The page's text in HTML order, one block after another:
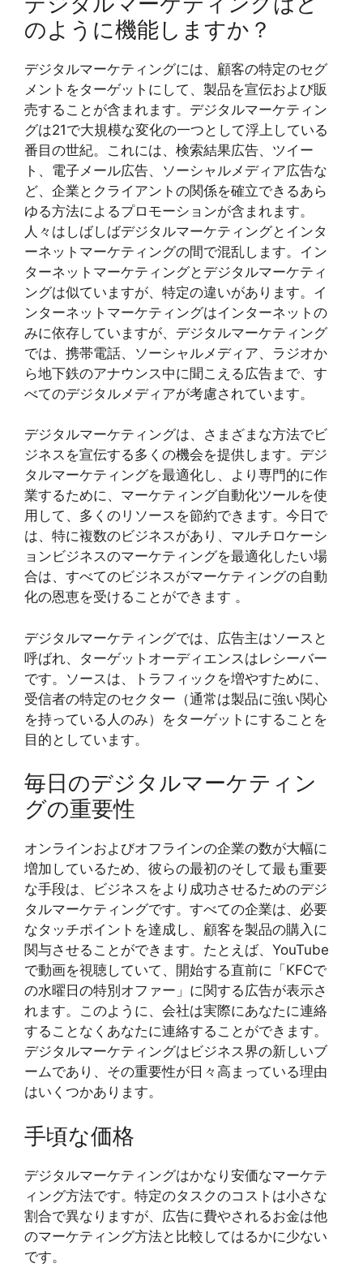
のように機能しますか？
デジタルマーケティングには、顧客の特定のセグ
メントをターゲットにして、製品を宣伝および販
売することが含まれます。デジタルマーケティン
グは21で大規模な変化の一つとして浮上している
番目の世紀。これには、検索結果広告、ツイー
ト、電子メール広告、ソーシャルメディア広告な
ど、企業とクライアントの関係を確立できるあら
ゆる方法によるプロモーションが含まれます。
人々はしばしばデジタルマーケティングとインタ
ーネットマーケティングの間で混乱します。イン
ターネットマーケティングとデジタルマーケティ
ングは似ていますが、特定の違いがあります。イ
ンターネットマーケティングはインターネットの
みに依存していますが、デジタルマーケティング
では、携帯電話、ソーシャルメディア、ラジオか
ら地下鉄のアナウンス中に聞こえる広告まで、す
べてのデジタルメディアが考慮されています。
デジタルマーケティングは、さまざまな方法でビ
ジネスを宣伝する多くの機会を提供します。デジ
タルマーケティングを最適化し、より専門的に作
業するために、マーケティング自動化ツールを使
用して、多くのリソースを節約できます。今日で
は、特に複数のビジネスがあり、マルチロケーシ
ョンビジネスのマーケティングを最適化したい場
合は、すべてのビジネスがマーケティングの自動
化の恩恵を受けることができます 。
デジタルマーケティングでは、広告主はソースと
呼ばれ、ターゲットオーディエンスはレシーバー
です。ソースは、トラフィックを増やすために、
受信者の特定のセクター（通常は製品に強い関心
を持っている人のみ）をターゲットにすることを
目的としています。
毎日のデジタルマーケティン
グの重要性
オンラインおよびオフラインの企業の数が大幅に
増加しているため、彼らの最初のそして最も重要
な手段は、ビジネスをより成功させるためのデジ
タルマーケティングです。すべての企業は、必要
なタッチポイントを達成し、顧客を製品の購入に
関与させることができます。たとえば、YouTube
で動画を視聴していて、開始する直前に「KFCで
の水曜日の特別オファー」に関する広告が表示さ
れます。このように、会社は実際にあなたに連絡
することなくあなたに連絡することができます。
デジタルマーケティングはビジネス界の新しいブ
ームであり、その重要性が日々高まっている理由
はいくつかあります。
手頃な価格
デジタルマーケティングはかなり安価なマーケテ
ィング方法です。特定のタスクのコストは小さな
割合で異なりますが、広告に費やされるお金は他
のマーケティング方法と比較してはるかに少ない
です。